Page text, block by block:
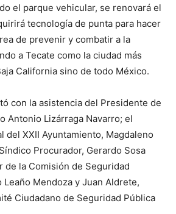
el parque vehicular, se renovará el
tecnología de punta para hacer
de prevenir y combatir a la
a Tecate como la ciudad más
California sino de todo México.
con la asistencia del Presidente de
Antonio Lizárraga Navarro; el
del XXII Ayuntamiento, Magdaleno
Procurador, Gerardo Sosa
de la Comisión de Seguridad
Leaño Mendoza y Juan Aldrete,
Ciudadano de Seguridad Pública